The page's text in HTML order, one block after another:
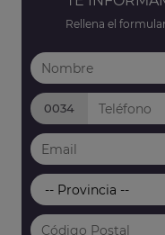
Rellena el
0034